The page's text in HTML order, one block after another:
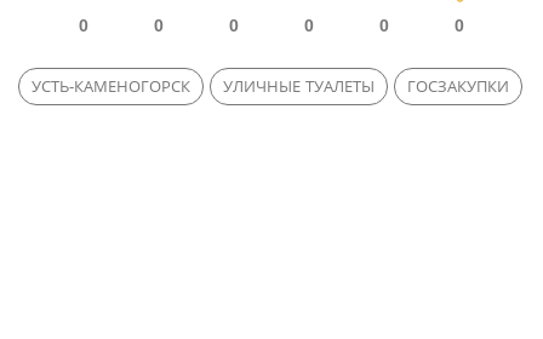
0 0 0 0 0 0
УСТЬ-КАМЕНОГОРСК УЛИЧНЫЕ ТУАЛЕТЫ ГОСЗАКУПКИ